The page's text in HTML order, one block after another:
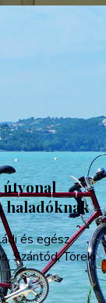
haladóknak
és egész
Szántód, Töreki